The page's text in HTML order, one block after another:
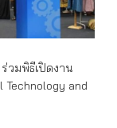
วมพิธีเปิดงาน
and